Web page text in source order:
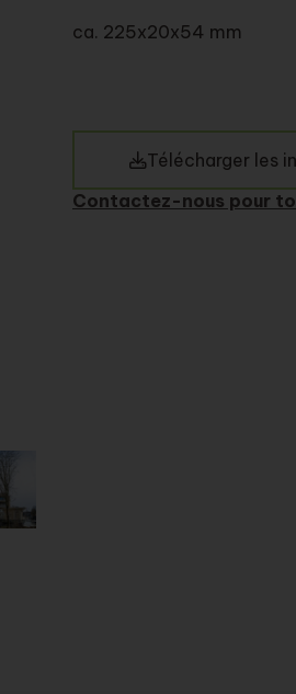
ca. 225x20x54 mm
Télécharger les
Contactez-nous pour